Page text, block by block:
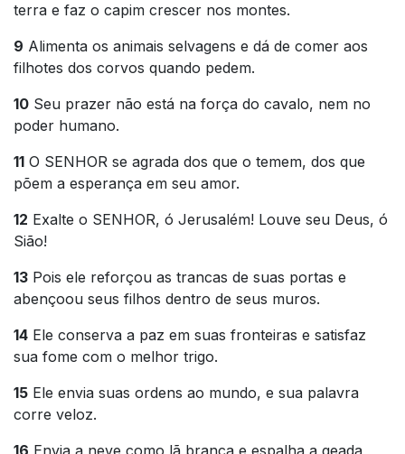
terra e faz o capim crescer nos montes.
9 Alimenta os animais selvagens e dá de comer aos
filhotes dos corvos quando pedem.
10 Seu prazer não está na força do cavalo, nem no
poder humano.
11 O SENHOR se agrada dos que o temem, dos que
põem a esperança em seu amor.
12 Exalte o SENHOR, ó Jerusalém! Louve seu Deus, ó
Sião!
13 Pois ele reforçou as trancas de suas portas e
abençoou seus filhos dentro de seus muros.
14 Ele conserva a paz em suas fronteiras e satisfaz
sua fome com o melhor trigo.
15 Ele envia suas ordens ao mundo, e sua palavra
corre veloz.
16 Envia a neve como lã branca e espalha a geada